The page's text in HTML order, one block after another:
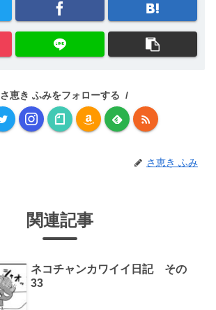
さ恵き ふみをフォローする
さ恵き ふみ
関連記事
ネコチャンカワイイ日記 その
33